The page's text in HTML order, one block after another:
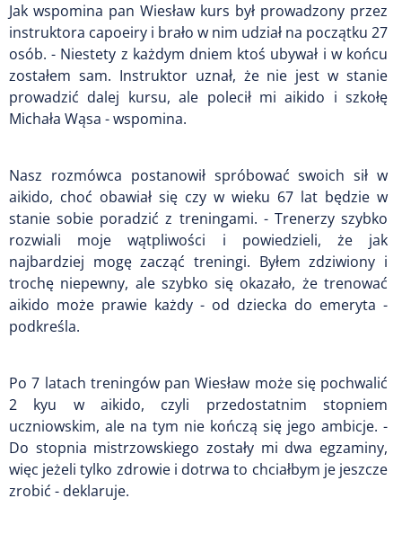
Jak wspomina pan Wiesław kurs był prowadzony przez
instruktora capoeiry i brało w nim udział na początku 27
osób. - Niestety z każdym dniem ktoś ubywał i w końcu
zostałem sam. Instruktor uznał, że nie jest w stanie
prowadzić dalej kursu, ale polecił mi aikido i szkołę
Michała Wąsa - wspomina.
Nasz rozmówca postanowił spróbować swoich sił w
aikido, choć obawiał się czy w wieku 67 lat będzie w
stanie sobie poradzić z treningami. - Trenerzy szybko
rozwiali moje wątpliwości i powiedzieli, że jak
najbardziej mogę zacząć treningi. Byłem zdziwiony i
trochę niepewny, ale szybko się okazało, że trenować
aikido może prawie każdy - od dziecka do emeryta -
podkreśla.
Po 7 latach treningów pan Wiesław może się pochwalić
2 kyu w aikido, czyli przedostatnim stopniem
uczniowskim, ale na tym nie kończą się jego ambicje. -
Do stopnia mistrzowskiego zostały mi dwa egzaminy,
więc jeżeli tylko zdrowie i dotrwa to chciałbym je jeszcze
zrobić - deklaruje.